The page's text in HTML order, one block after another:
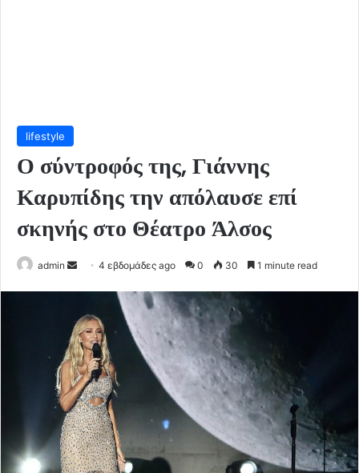
lifestyle
Ο σύντροφός της, Γιάννης
Καρυπίδης την απόλαυσε επί
σκηνής στο Θέατρο Άλσος
admin
Send4 εβδομάδες ago 0 30 1 minute read